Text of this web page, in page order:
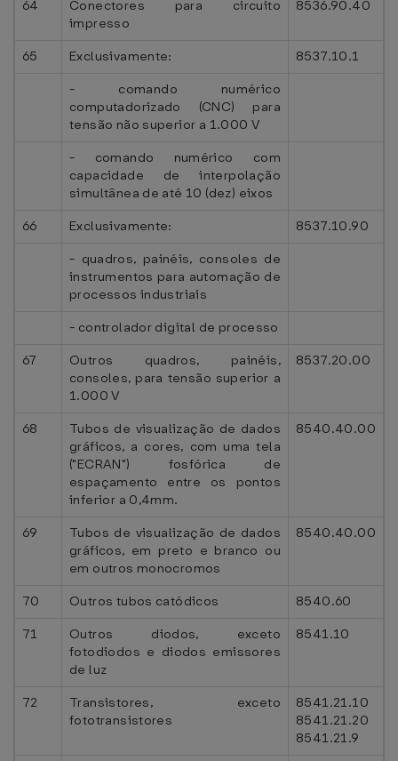
64
Conectores para circuito
impresso
8536.90.40
65 Exclusivamente:
8537.10.1
- comando numérico
computadorizado (CNC) para
tensão não superior a 1.000 V
- comando numérico com
capacidade de interpolação
simultânea de até 10 (dez) eixos
66
Exclusivamente:
8537.10.90
- quadros, painéis, consoles de
instrumentos para automação de
processos industriais
- controlador digital de processo
67
Outros quadros, painéis,
consoles, para tensão superior a
1.000 V
8537.20.00
68
Tubos de visualização de dados
gráficos, a cores, com uma tela
("ECRAN") fosfórica de
espaçamento entre os pontos
inferior a 0,4mm.
8540.40.00
69
Tubos de visualização de dados
gráficos, em preto e branco ou
em outros monocromos
8540.40.00
70 Outros tubos catódicos
8540.60
71
Outros diodos, exceto
fotodiodos e diodos emissores
de luz
8541.10
72
Transistores, exceto
fototransistores
8541.21.10
8541.21.20
8541.21.9